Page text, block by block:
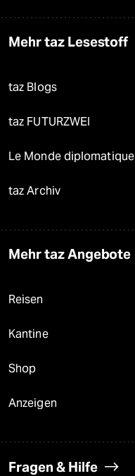
Mehr taz Lesestoff
taz Blogs
taz FUTURZWEI
Le Monde diplomatique
taz Archiv
Mehr taz Angebote
Reisen
Kantine
Shop
Anzeigen
Fragen & Hilfe